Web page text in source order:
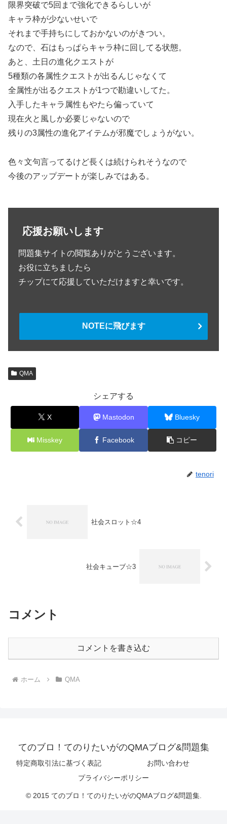
限界突破で5回まで強化できるらしいが
キャラ枠が少ないせいで
それまで手持ちにしておかないのがきつい。
なので、石はもっぱらキャラ枠に回してる状態。
あと、土日の進化クエストが
5種類の各属性クエストが出るんじゃなくて
全属性が出るクエストが1つで勘違いしてた。
入手したキャラ属性もやたら偏っていて
現在火と風しか必要じゃないので
残りの3属性の進化アイテムが邪魔でしょうがない。
色々文句言ってるけど長くは続けられそうなので
今後のアップデートが楽しみではある。
応援お願いします
問題集サイトの閲覧ありがとうございます。
お役に立ちましたら
チップにて応援していただけますと幸いです。
NOTEに飛びます
QMA
シェアする
X Mastodon Bluesky
Misskey Facebook コピー
tenori
社会スロット☆4
社会キューブ☆3
コメント
コメントを書き込む
ホーム QMA
てのブロ！てのりたいがのQMAブログ&問題集
特定商取引法に基づく表記
お問い合わせ
プライバシーポリシー
© 2015 てのブロ！てのりたいがのQMAブログ&問題集.